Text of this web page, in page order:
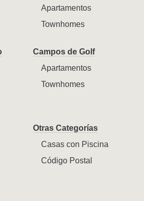
Apartamentos
Townhomes
Campos de Golf
Apartamentos
Townhomes
Otras Categorías
Casas con Piscina
Código Postal